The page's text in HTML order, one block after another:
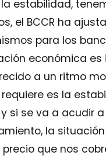
la estabilidad,
el BCCR ha
para los
económica es
a un ritmo
es la
si se va a acudir
la
que nos